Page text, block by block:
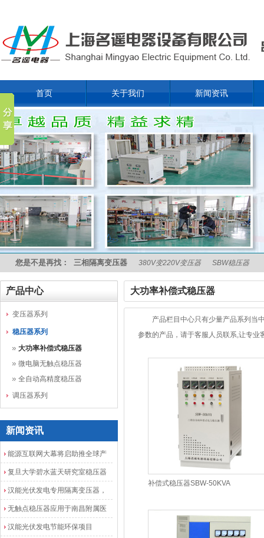
首页 关于我们 新闻资讯
您是不是再找： 三相隔离变压器 380V变220V变压器 SBW稳压器
产品中心
变压器系列
稳压器系列
大功率补偿式稳压器
微电脑无触点稳压器
全自动高精度稳压器
调压器系列
新闻资讯
能源互联网大幕将启助推全球产
业发展加速度
复旦大学碧水蓝天研究室稳压器
安装调试成功
汉能光伏发电专用隔离变压器，
光伏发电隔离配电柜
无触点稳压器应用于南昌附属医
院
汉能光伏发电节能环保项目
大功率补偿式稳压器
产品栏目中心只有少量产品系列当
参数的产品，请于客服人员联系,让专
补偿式稳压器SBW-50KVA